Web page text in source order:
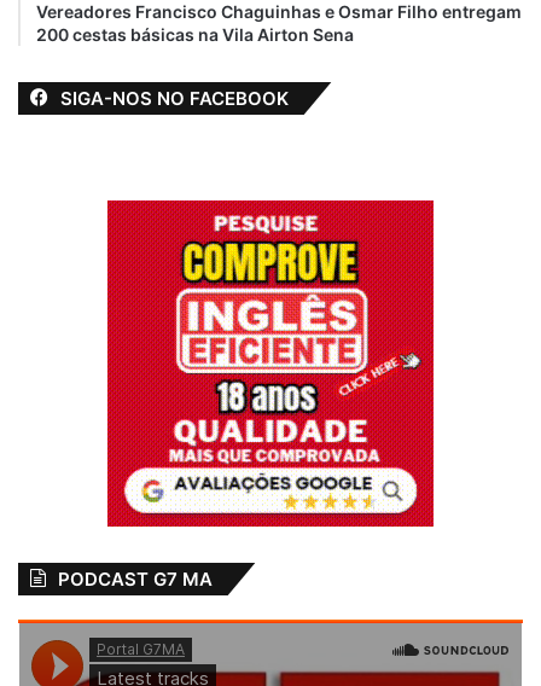
Vereadores Francisco Chaguinhas e Osmar Filho entregam
200 cestas básicas na Vila Airton Sena
SIGA-NOS NO FACEBOOK
PODCAST G7 MA